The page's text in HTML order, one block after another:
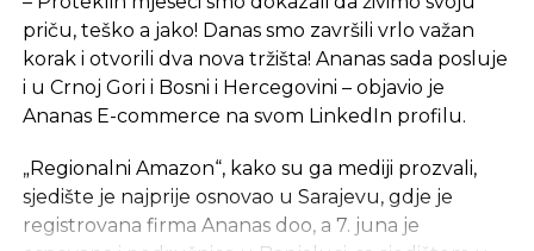
metara, sa planiranim rokom od 24 mjeseca, a tada
je procijenjeno da će okvirna vrijednost objekta,
neophodnom opremom i laboratorijom, iznositi 15
mil EUR.
odobrio sredstva za dva projekta u Srpskoj– jedan
je izgradnja Studentskog centra u Foči, a drugi
izgradnja Naučno-tehnološkog parka u Banjaluci.
priču, teško a jako! Danas smo završili vrlo važan
korak i otvorili dva nova tržišta! Ananas sada posluje
i u Crnoj Gori i Bosni i Hercegovini – objavio je
Ananas E-commerce na svom LinkedIn profilu.
„Regionalni Amazon“, kako su ga mediji prozvali,
sjedište je najprije osnovao u Sarajevu, gdje je
registrovana firma Ananas doo, a 7. juna je